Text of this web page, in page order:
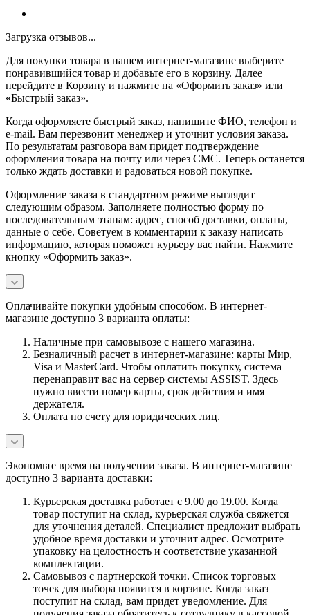
Загрузка отзывов...
Для покупки товара в нашем интернет-магазине выберите
понравившийся товар и добавьте его в корзину. Далее
перейдите в Корзину и нажмите на «Оформить заказ» или
«Быстрый заказ».
Когда оформляете быстрый заказ, напишите ФИО, телефон и
e-mail. Вам перезвонит менеджер и уточнит условия заказа.
По результатам разговора вам придет подтверждение
оформления товара на почту или через СМС. Теперь останется
только ждать доставки и радоваться новой покупке.
Оформление заказа в стандартном режиме выглядит
следующим образом. Заполняете полностью форму по
последовательным этапам: адрес, способ доставки, оплаты,
данные о себе. Советуем в комментарии к заказу написать
информацию, которая поможет курьеру вас найти. Нажмите
кнопку «Оформить заказ».
Оплачивайте покупки удобным способом. В интернет-
магазине доступно 3 варианта оплаты:
Наличные при самовывозе с нашего магазина.
Безналичный расчет в интернет-магазине: карты Мир,
Visa и MasterCard. Чтобы оплатить покупку, система
перенаправит вас на сервер системы ASSIST. Здесь
нужно ввести номер карты, срок действия и имя
держателя.
Оплата по счету для юридических лиц.
Экономьте время на получении заказа. В интернет-магазине
доступно 3 варианта доставки:
Курьерская доставка работает с 9.00 до 19.00. Когда
товар поступит на склад, курьерская служба свяжется
для уточнения деталей. Специалист предложит выбрать
удобное время доставки и уточнит адрес. Осмотрите
упаковку на целостность и соответствие указанной
комплектации.
Самовывоз с партнерской точки. Список торговых
точек для выбора появится в корзине. Когда заказ
поступит на склад, вам придет уведомление. Для